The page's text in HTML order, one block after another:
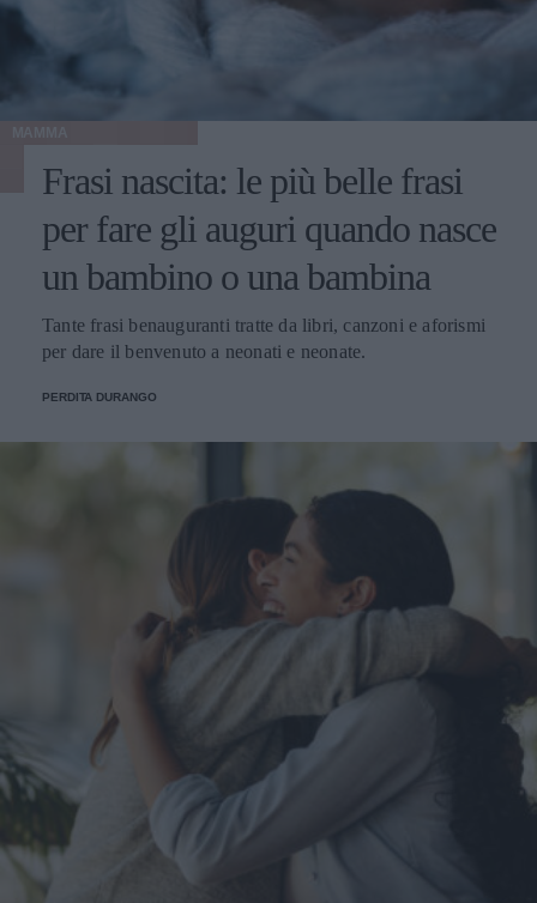
Frasi nascita: le più belle frasi
per fare gli auguri quando nasce
un bambino o una bambina
Tante frasi benauguranti tratte da libri, canzoni e aforismi
per dare il benvenuto a neonati e neonate.
PERDITA DURANGO